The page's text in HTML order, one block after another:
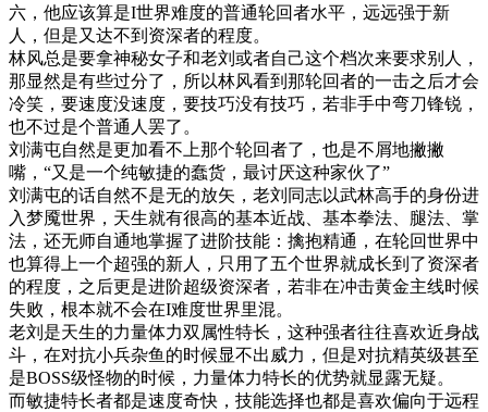
六，他应该算是I世界难度的普通轮回者水平，远远强于新
人，但是又达不到资深者的程度。
林风总是要拿神秘女子和老刘或者自己这个档次来要求别人，
那显然是有些过分了，所以林风看到那轮回者的一击之后才会
冷笑，要速度没速度，要技巧没有技巧，若非手中弯刀锋锐，
也不过是个普通人罢了。
刘满屯自然是更加看不上那个轮回者了，也是不屑地撇撇
嘴，“又是一个纯敏捷的蠢货，最讨厌这种家伙了”
刘满屯的话自然不是无的放矢，老刘同志以武林高手的身份进
入梦魇世界，天生就有很高的基本近战、基本拳法、腿法、掌
法，还无师自通地掌握了进阶技能：擒抱精通，在轮回世界中
也算得上一个超强的新人，只用了五个世界就成长到了资深者
的程度，之后更是进阶超级资深者，若非在冲击黄金主线时候
失败，根本就不会在I难度世界里混。
老刘是天生的力量体力双属性特长，这种强者往往喜欢近身战
斗，在对抗小兵杂鱼的时候显不出威力，但是对抗精英级甚至
是BOSS级怪物的时候，力量体力特长的优势就显露无疑。
而敏捷特长者都是速度奇快，技能选择也都是喜欢偏向于远程